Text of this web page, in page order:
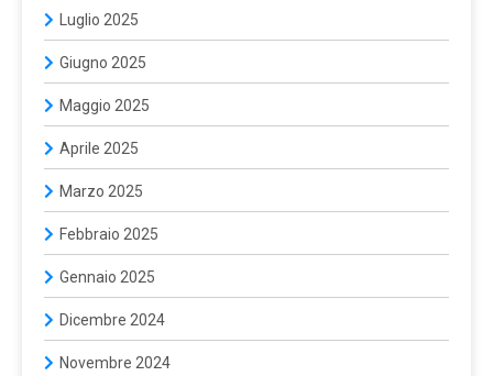
Luglio 2025
Giugno 2025
Maggio 2025
Aprile 2025
Marzo 2025
Febbraio 2025
Gennaio 2025
Dicembre 2024
Novembre 2024